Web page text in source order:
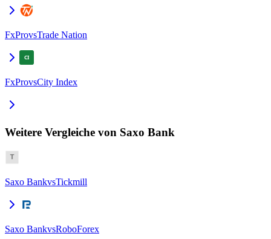
FxProvsTrade Nation
FxProvsCity Index
Weitere Vergleiche von Saxo Bank
Saxo BankvsTickmill
Saxo BankvsRoboForex